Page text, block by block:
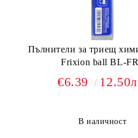
Пълнители за триещ
Frixion ball BL-
€6.39
В наличност